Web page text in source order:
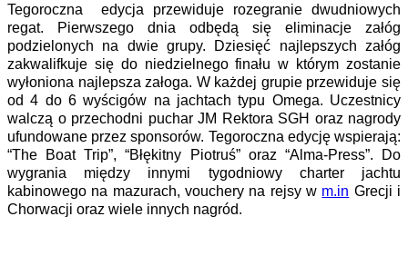
Tegoroczna edycja przewiduje rozegranie dwudniowych
regat. Pierwszego dnia odbędą się eliminacje załóg
podzielonych na dwie grupy. Dziesięć najlepszych załóg
zakwalifkuje się do niedzielnego finału w którym zostanie
wyłoniona najlepsza załoga. W każdej grupie przewiduje się
od 4 do 6 wyścigów na jachtach typu Omega. Uczestnicy
walczą o przechodni puchar JM Rektora SGH oraz nagrody
ufundowane przez sponsorów. Tegoroczna edycję wspierają:
“The Boat Trip”, “Błękitny Piotruś” oraz “Alma-Press”. Do
wygrania między innymi tygodniowy charter jachtu
kabinowego na mazurach, vouchery na rejsy w m.in Grecji i
Chorwacji oraz wiele innych nagród.